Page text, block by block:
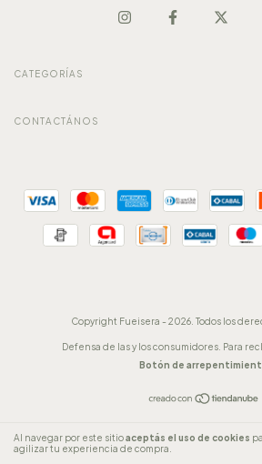
Al navegar por este sitioaceptás el uso de cookies
agilizar tu experiencia de compra.
CATEGORÍAS
CONTACTÁNOS
Copyright Fueisera - 2026. Todos los
Defensa de las y los consumidores. Para
Botón de